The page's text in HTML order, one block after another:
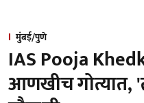
मुंबई/पुणे
IAS Pooja
आणखीच गोत्यात,